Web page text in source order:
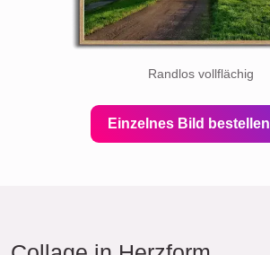
Randlos vollflächig
Einzelnes Bild bestellen